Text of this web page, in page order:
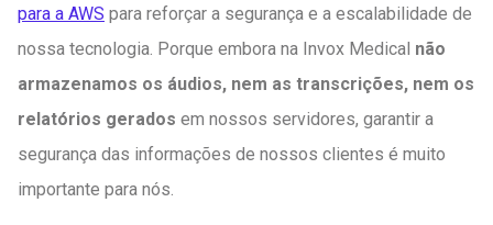
para a AWS para reforçar a segurança e a escalabilidade de
nossa tecnologia. Porque embora na Invox Medical não
armazenamos os áudios, nem as transcrições, nem os
relatórios gerados em nossos servidores, garantir a
segurança das informações de nossos clientes é muito
importante para nós.